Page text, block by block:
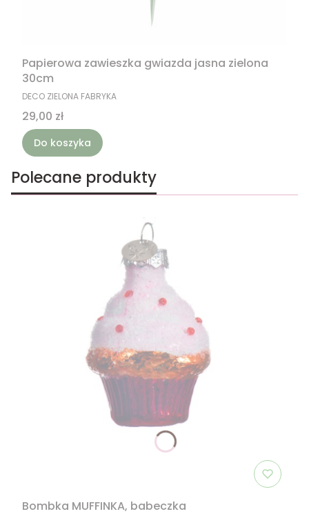
Papierowa zawieszka gwiazda jasna zielona
30cm
PRODUCENT
DECO ZIELONA FABRYKA
Cena
29,00 zł
Do koszyka
Polecane produkty
Bombka MUFFINKA, babeczka